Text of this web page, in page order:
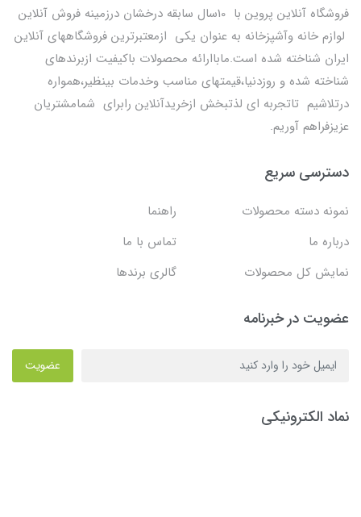
فروشگاه آنلاین پروین با 10سال سابقه درخشان درزمینه فروش آنلاین
لوازم خانه وآشپزخانه به عنوان یکی ازمعتبرترین فروشگاههای آنلاین
ایران شناخته شده است.ماباارائه محصولات باکیفیت ازبرندهای
شناخته شده و روزدنیا،قیمتهای مناسب وخدمات بینظیر،همواره
درتلاشیم تاتجربه ای لذتبخش ازخریدآنلاین رابرای شمامشتریان
عزیزفراهم آوریم.
دسترسی سریع
نمونه دسته محصولات
راهنما
درباره ما
تماس با ما
نمایش کل محصولات
گالری برندها
عضویت در خبرنامه
عضویت
نماد الکترونیکی